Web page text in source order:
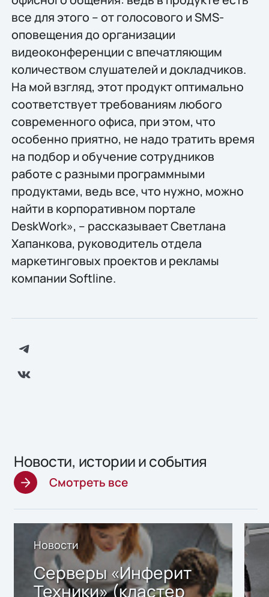
все для этого – от голосового и SMS-
оповещения до организации
видеоконференции с впечатляющим
количеством слушателей и докладчиков.
На мой взгляд, этот продукт оптимально
соответствует требованиям любого
современного офиса, при этом, что
особенно приятно, не надо тратить время
на подбор и обучение сотрудников
работе с разными программными
продуктами, ведь все, что нужно, можно
найти в корпоративном портале
DeskWork», – рассказывает Светлана
Хапанкова, руководитель отдела
маркетинговых проектов и рекламы
компании Softline.
Новости, истории и события
Смотреть все
Новости
Серверы «Инферит
Техники» (кластер